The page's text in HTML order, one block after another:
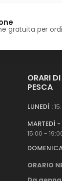
gratuita per
ORARI
PESCA
LUNEDÌ :
MARTEDÌ
15:00 -
ORARIO